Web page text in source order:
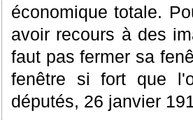
économique totale.
avoir recours à des
faut pas fermer sa
fenêtre si fort que
députés, 26 janvier